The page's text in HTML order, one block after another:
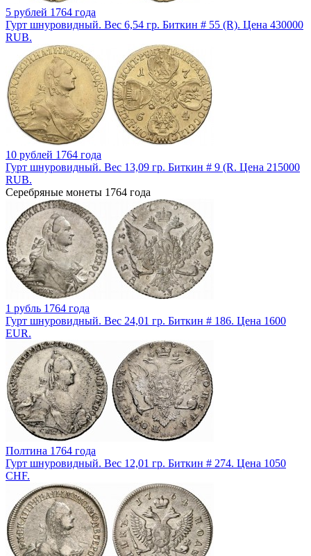
5 рублей 1764 года
Гурт шнуровидный. Вес 6,54 гр. Биткин # 55 (R). Цена 430000
RUB.
10 рублей 1764 года
Гурт шнуровидный. Вес 13,09 гр. Биткин # 9 (R. Цена 215000
RUB.
Серебряные монеты 1764 года
1 рубль 1764 года
Гурт шнуровидный. Вес 24,01 гр. Биткин # 186. Цена 1600
EUR.
Полтина 1764 года
Гурт шнуровидный. Вес 12,01 гр. Биткин # 274. Цена 1050
CHF.